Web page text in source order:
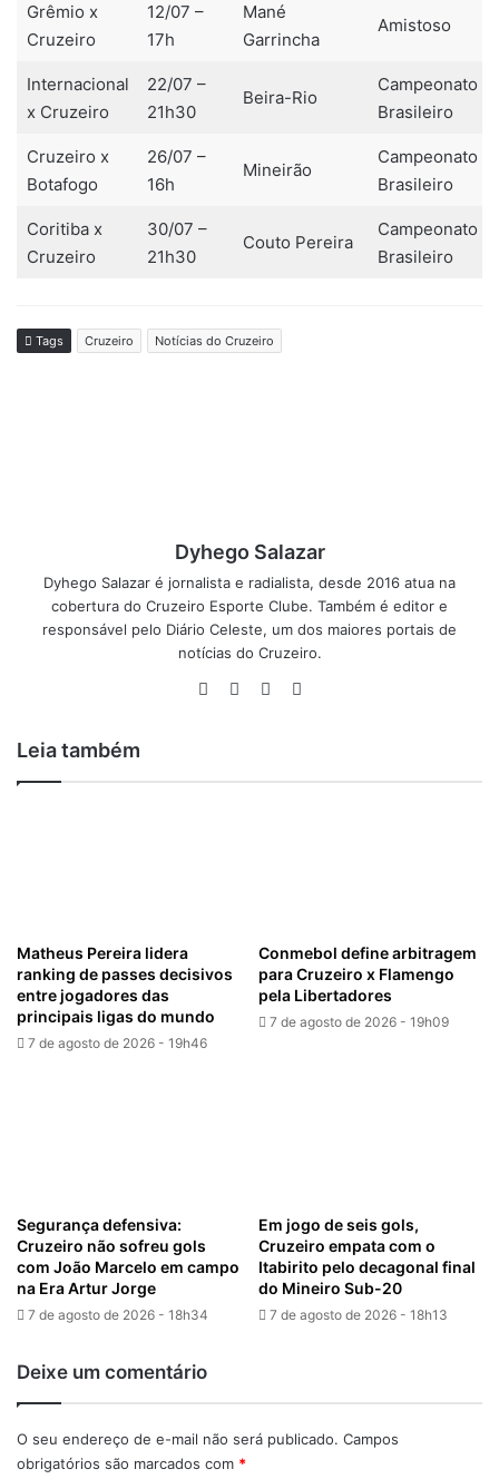
Grêmio x
Cruzeiro
12/07 –
17h
Mané
Garrincha
Amistoso
Internacional
x Cruzeiro
22/07 –
21h30
Beira-Rio
Campeonato
Brasileiro
Cruzeiro x
Botafogo
26/07 –
16h
Mineirão
Campeonato
Brasileiro
Coritiba x
Cruzeiro
30/07 –
21h30
Couto Pereira
Campeonato
Brasileiro
Tags Cruzeiro Notícias do Cruzeiro
Dyhego Salazar
Dyhego Salazar é jornalista e radialista, desde 2016 atua na
cobertura do Cruzeiro Esporte Clube. Também é editor e
responsável pelo Diário Celeste, um dos maiores portais de
notícias do Cruzeiro.
Facebook
X Linkedin
Leia também
Matheus Pereira lidera
ranking de passes decisivos
entre jogadores das
principais ligas do mundo
7 de agosto de 2026 - 19h46
Conmebol define arbitragem
para Cruzeiro x Flamengo
pela Libertadores
7 de agosto de 2026 - 19h09
Segurança defensiva:
Cruzeiro não sofreu gols
com João Marcelo em campo
na Era Artur Jorge
7 de agosto de 2026 - 18h34
Em jogo de seis gols,
Cruzeiro empata com o
Itabirito pelo decagonal final
do Mineiro Sub-20
7 de agosto de 2026 - 18h13
Deixe um comentário
O seu endereço de e-mail não será publicado. Campos
obrigatórios são marcados com *